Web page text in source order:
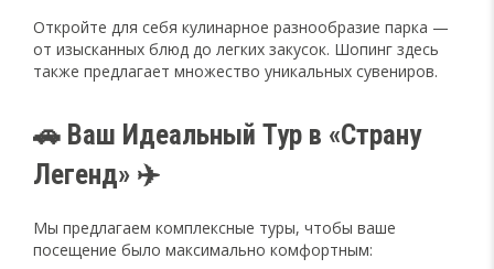
Откройте для себя кулинарное разнообразие парка —
от изысканных блюд до легких закусок. Шопинг здесь
также предлагает множество уникальных сувениров.
🚗 Ваш Идеальный Тур в «Страну
Легенд» ✈️
Мы предлагаем комплексные туры, чтобы ваше
посещение было максимально комфортным: